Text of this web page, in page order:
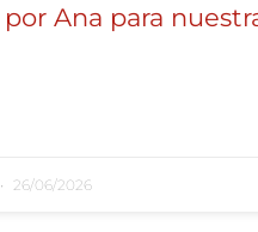
Ana para
26/06/2026